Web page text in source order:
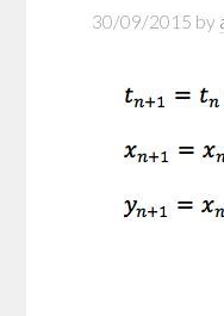
30/09/2015 by